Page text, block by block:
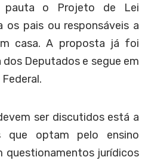
pauta o Projeto de Lei
os pais ou responsáveis a
casa. A proposta já foi
Deputados e segue em
ser discutidos está a
que optam pelo ensino
questionamentos jurídicos